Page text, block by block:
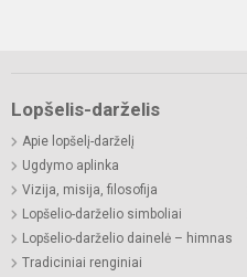
Lopšelis-darželis
Apie lopšelį-darželį
Ugdymo aplinka
Vizija, misija, filosofija
Lopšelio-darželio simboliai
Lopšelio-darželio dainelė – himnas
Tradiciniai renginiai